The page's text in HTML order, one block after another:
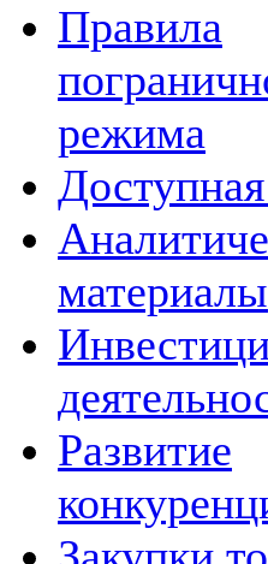
Правила
режима
материалы
Развитие